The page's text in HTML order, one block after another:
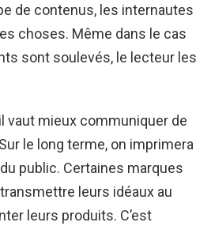
de contenus, les internautes
choses. Même dans le cas
sont soulevés, le lecteur les
vaut mieux communiquer de
le long terme, on imprimera
public. Certaines marques
leurs idéaux au
leurs produits. C’est